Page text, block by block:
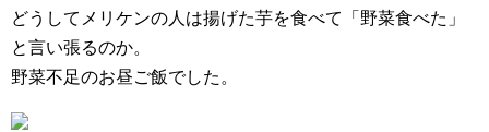
どうしてメリケンの人は揚げた芋を食べて「野菜食べた」
と言い張るのか。
野菜不足のお昼ご飯でした。